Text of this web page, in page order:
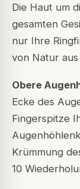
Die Haut um
gesamten
nur Ihre
von Natur
Obere
Ecke des
Fingerspitze
Krümmung
10